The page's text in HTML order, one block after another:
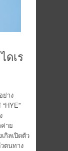
ดเร
ย่าง
าย
กิลเปิดตัว
ตนทาง